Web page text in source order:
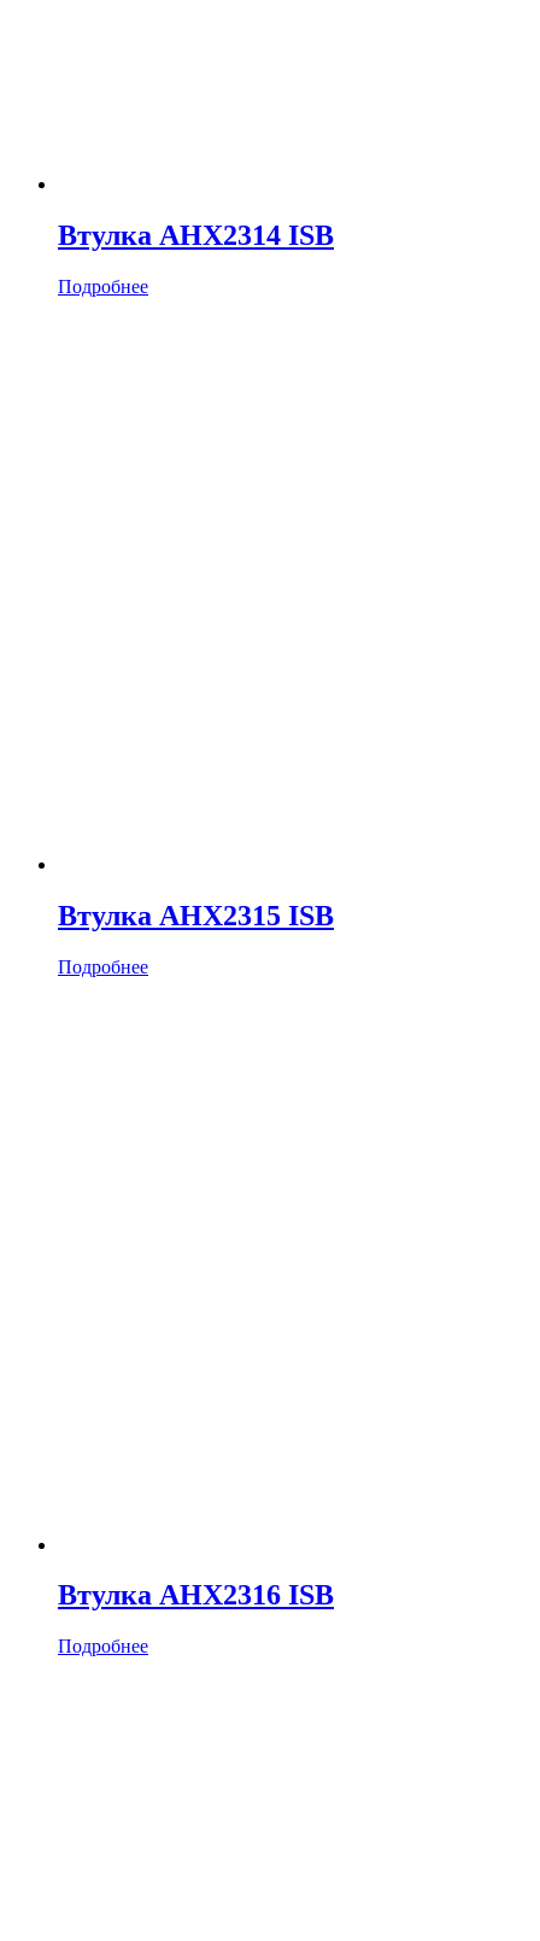
Втулка AHX2314 ISB
Подробнее
Втулка AHX2315 ISB
Подробнее
Втулка AHX2316 ISB
Подробнее